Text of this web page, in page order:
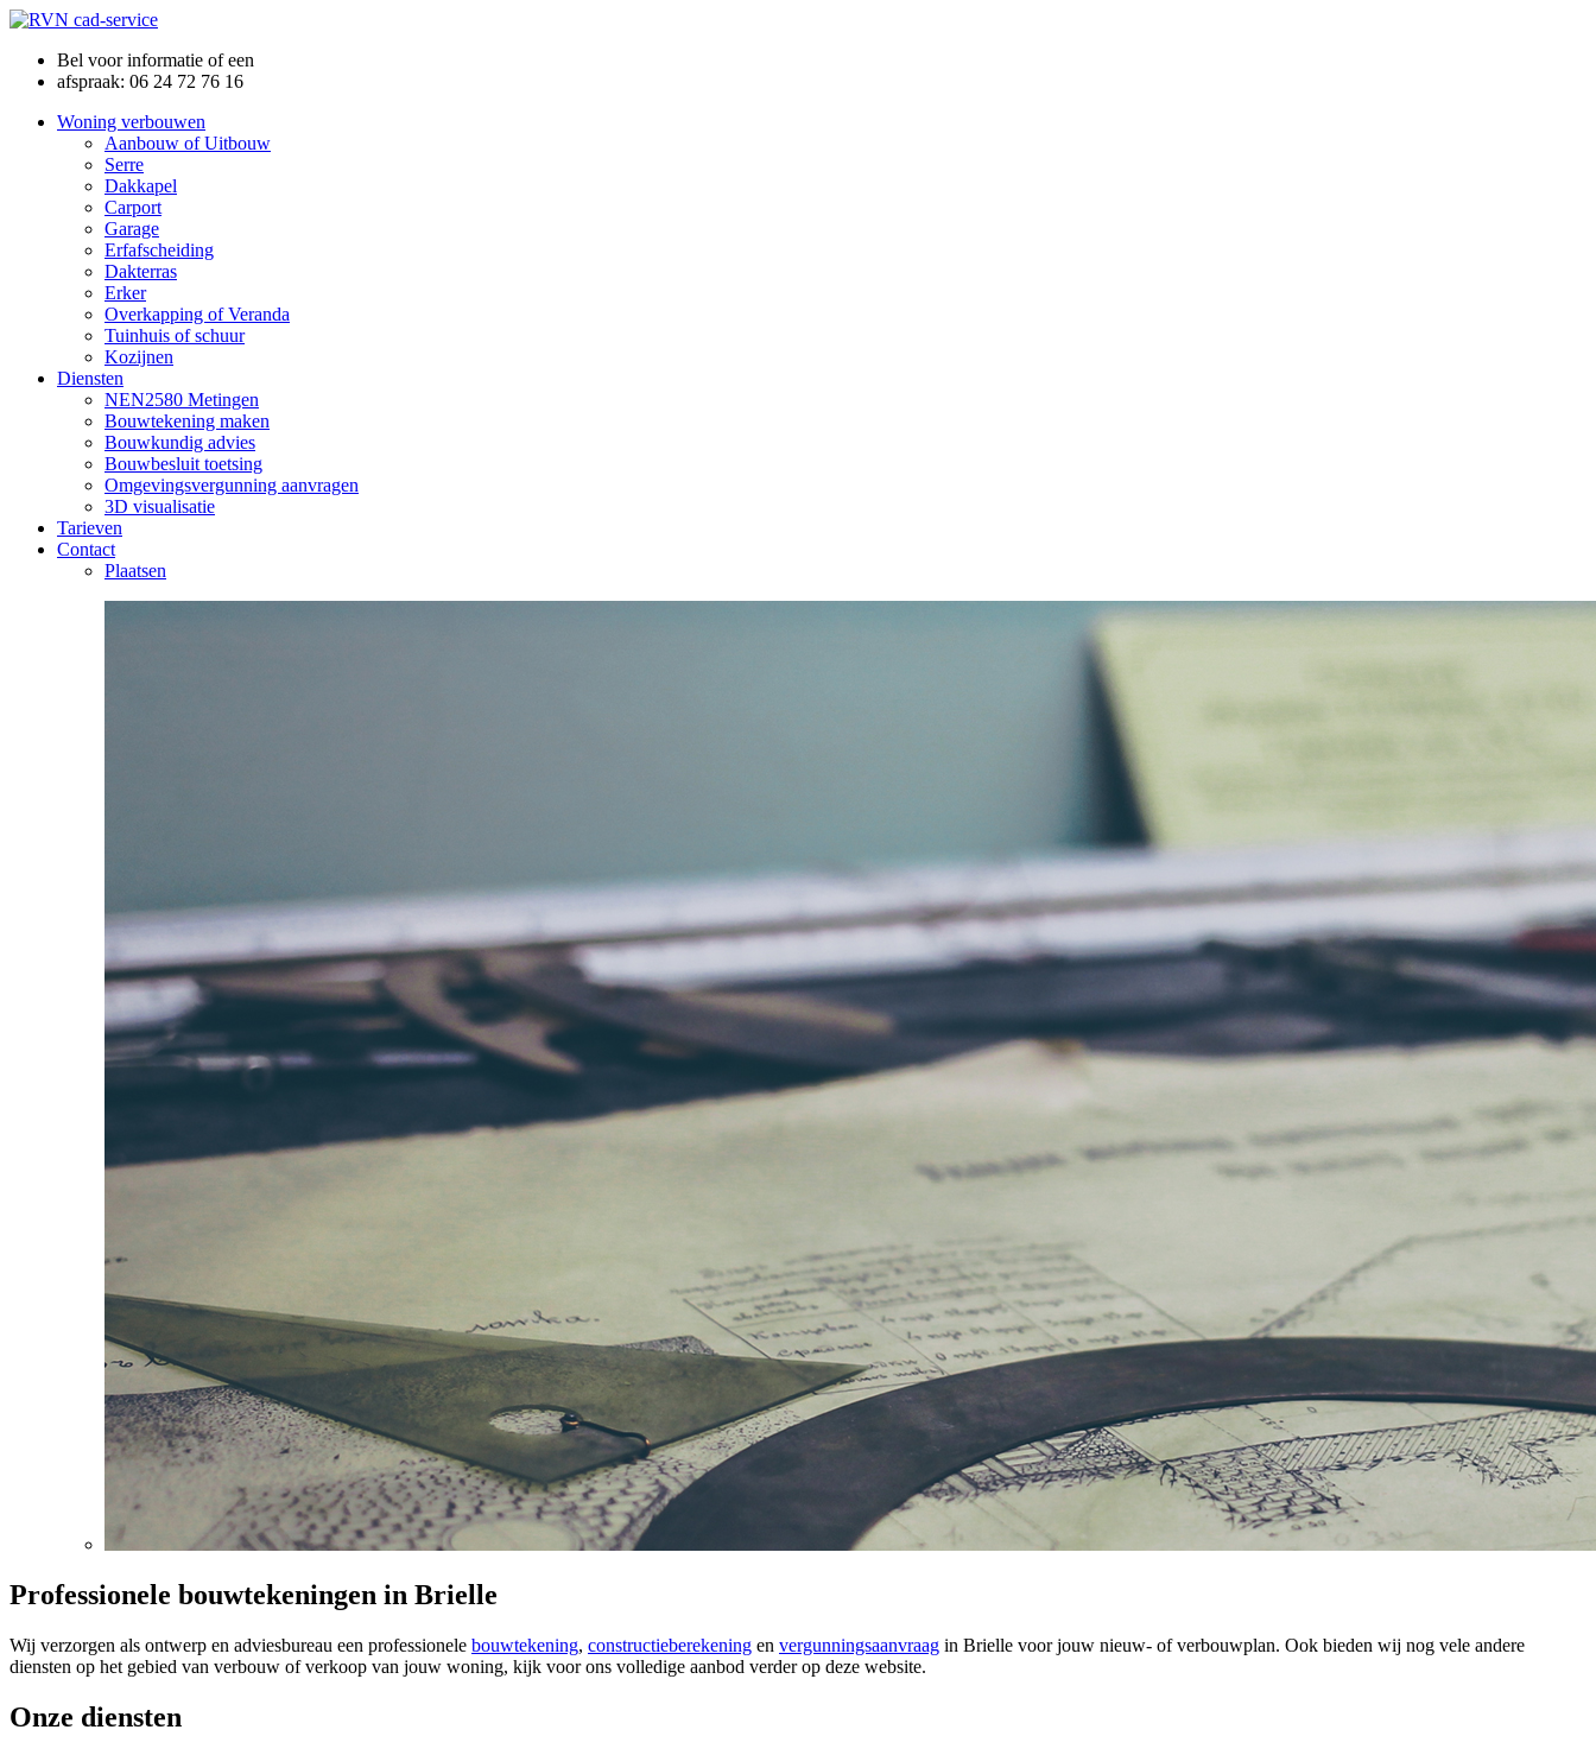
Bel voor informatie of een
afspraak: 06 24 72 76 16
Woning verbouwen
Aanbouw of Uitbouw
Serre
Dakkapel
Carport
Garage
Erfafscheiding
Dakterras
Erker
Overkapping of Veranda
Tuinhuis of schuur
Kozijnen
Diensten
NEN2580 Metingen
Bouwtekening maken
Bouwkundig advies
Bouwbesluit toetsing
Omgevingsvergunning aanvragen
3D visualisatie
Tarieven
Contact
Plaatsen
Professionele bouwtekeningen in Brielle
Wij verzorgen als ontwerp en adviesbureau een professionele bouwtekening, constructieberekening en vergunningsaanvraag in Brielle voor jouw nieuw- of verbouwplan. Ook bieden wij nog vele andere
diensten op het gebied van verbouw of verkoop van jouw woning, kijk voor ons volledige aanbod verder op deze website.
Onze diensten